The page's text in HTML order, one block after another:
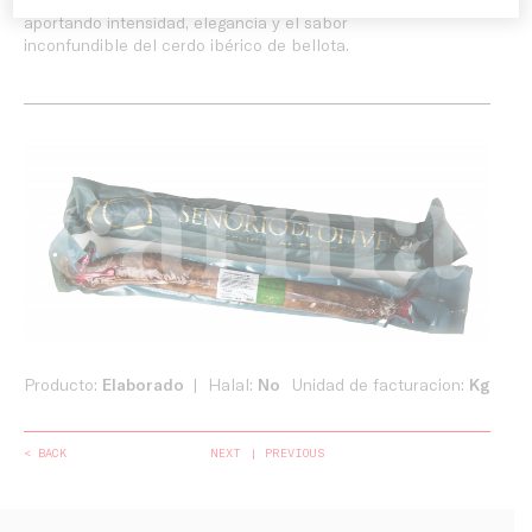
aportando intensidad, elegancia y el sabor
inconfundible del cerdo ibérico de bellota.
Producto: Elaborado Halal: No Unidad de facturacion: Kg
< BACK NEXT PREVIOUS